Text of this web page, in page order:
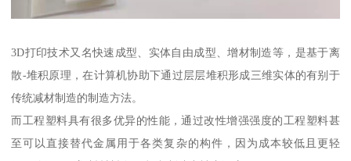
3D打印技术又名快速成型、实体自由成型、增材制造等，是基于离
散-堆积原理，在计算机协助下通过层层堆积形成三维实体的有别于
传统减材制造的制造方法。
而工程塑料具有很多优异的性能，通过改性增强强度的工程塑料甚
至可以直接替代金属用于各类复杂的构件，因为成本较低且更轻